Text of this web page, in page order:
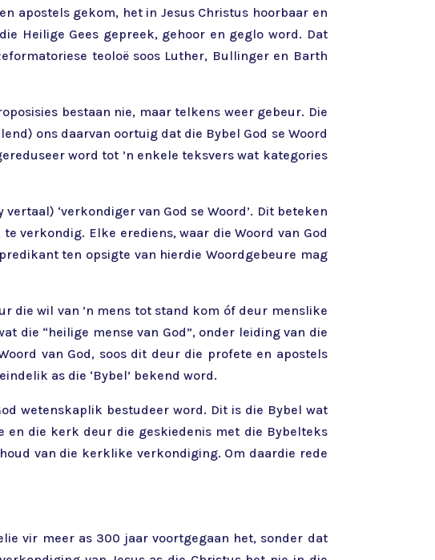
apostels gekom, het in Jesus Christus hoorbaar en
Heilige Gees gepreek, gehoor en geglo word. Dat
teoloë soos Luther, Bullinger en Barth
bestaan nie, maar telkens weer gebeur. Die
ons daarvan oortuig dat die Bybel God se Woord
word tot ’n enkele teksvers wat kategories
‘verkondiger van God se Woord’. Dit beteken
verkondig. Elke erediens, waar die Woord van God
ten opsigte van hierdie Woordgebeure mag
die wil van ’n mens tot stand kom óf deur menslike
die “heilige mense van God”, onder leiding van die
van God, soos dit deur die profete en apostels
as die ‘Bybel’ bekend word.
wetenskaplik bestudeer word. Dit is die Bybel wat
en die kerk deur die geskiedenis met die Bybelteks
van die kerklike verkondiging. Om daardie rede
vir meer as 300 jaar voortgegaan het, sonder dat